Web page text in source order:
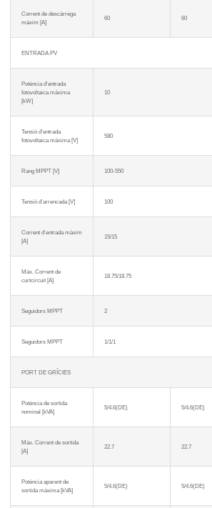
Corrent de descàrrega
màxim [A]
60 60
ENTRADA PV
Potència d'entrada
fotovoltaica màxima
[kW]
10
Tensió d'entrada
fotovoltaica màxima [V]
580
Rang MPPT [V] 100-550
Tensió d'arrencada [V] 100
Corrent d'entrada màxim
[A]
15/15
Màx. Corrent de
curtcircuit [A]
18.75/18.75
Seguidors MPPT 2
Seguidors MPPT 1/1/1
PORT DE GRÍCIES
Potència de sortida
nominal [kVA]
5/4.6(DE) 5/4.6(DE)
Màx. Corrent de sortida
[A]
22.7 22.7
Potència aparent de
sortida màxima [kVA]
5/4.6(DE) 5/4.6(DE)